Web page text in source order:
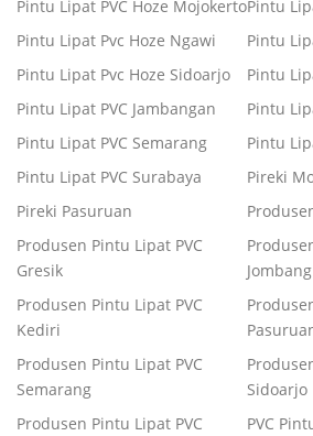
Pintu Lipat PVC Hoze MojokertoPintu
Pintu Lipat Pvc Hoze Ngawi
Pintu
Pintu Lipat Pvc Hoze Sidoarjo
Pintu
Pintu Lipat PVC Jambangan
Pintu
Pintu Lipat PVC Semarang
Pintu
Pintu Lipat PVC Surabaya
Pireki
Pireki Pasuruan
Produsen Pintu Lipat PVC
Gresik
Jombang
Produsen Pintu Lipat PVC
Kediri
Produsen Pintu Lipat PVC
Semarang
Sidoarjo
Produsen Pintu Lipat PVC
PVC